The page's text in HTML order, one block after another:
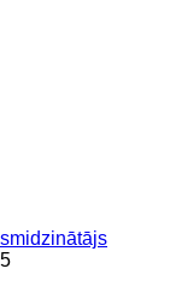
smidzinātājs
5